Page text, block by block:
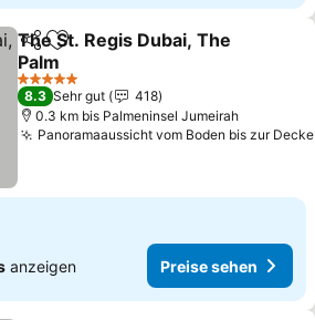
TeilenZu Favoriten hinzufügen
The St. Regis Dubai, The
Palm
5 Sterne
8.3 Sehr gut
418
0.3 km bis Palmeninsel Jumeirah
Panoramaaussicht vom Boden bis zur Decke
anzeigen Preise sehen